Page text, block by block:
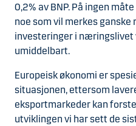
0,2% av BNP. På ingen
noe som vil merkes
investeringer i næringslivet
umiddelbart.
Europeisk økonomi er
situasjonen, ettersom
eksportmarkeder kan
utviklingen vi har sett de